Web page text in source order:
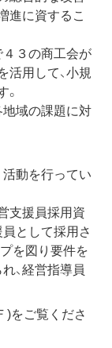
進に資するこ
４３の商工会が
活用して、小規
。
地域の課題に対
動を行ってい
支援員採用資
員として採用さ
を図り要件を
、経営指導員
)をご覧くださ